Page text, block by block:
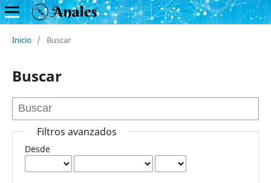
Inicio / Buscar
Buscar
Filtros avanzados
Desde